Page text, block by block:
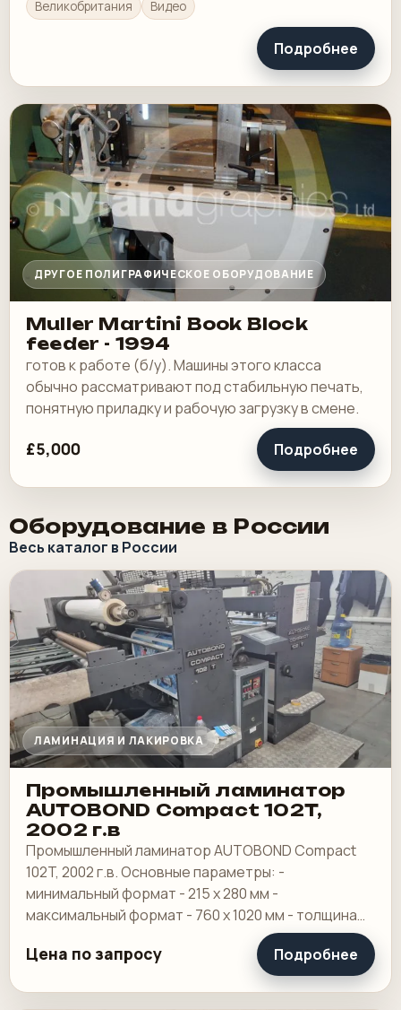
Великобритания Видео
Подробнее
ДРУГОЕ ПОЛИГРАФИЧЕСКОЕ ОБОРУДОВАНИЕ
Muller Martini Book Block
feeder - 1994
готов к работе (б/у). Машины этого класса
обычно рассматривают под стабильную печать,
понятную приладку и рабочую загрузку в смене.
£5,000 Подробнее
Оборудование в России
Весь каталог в России
ЛАМИНАЦИЯ И ЛАКИРОВКА
Промышленный ламинатор
AUTOBOND Compact 102T,
2002 г.в
Промышленный ламинатор AUTOBOND Compact
102T, 2002 г.в. Основные параметры: -
минимальный формат - 215 х 280 мм -
максимальный формат - 760 х 1020 мм - толщина
пленки - от 20 до 150 мкр - диапазон плотностей
бумаги и.
Цена по запросу Подробнее